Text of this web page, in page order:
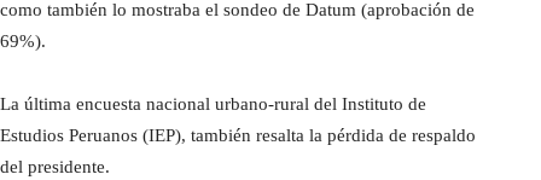
como también lo mostraba el sondeo de Datum (aprobación de
69%).
La última encuesta nacional urbano-rural del Instituto de
Estudios Peruanos (IEP), también resalta la pérdida de respaldo
del presidente.